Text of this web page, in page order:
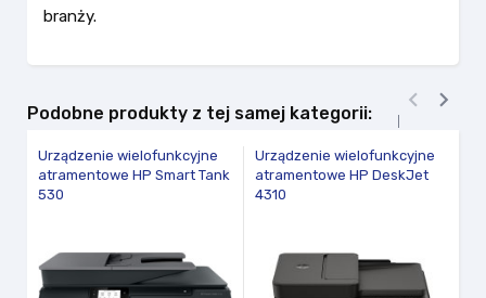
branży.
Podobne produkty z tej samej kategorii:
Urządzenie wielofunkcyjne
atramentowe HP Smart Tank
530
Urządzenie wielofunkcyjne
atramentowe HP DeskJet
4310
 